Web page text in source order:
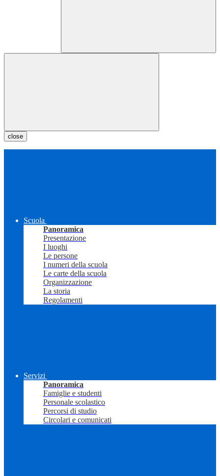
close
Scuola
Panoramica
Presentazione
I luoghi
Le persone
I numeri della scuola
Le carte della scuola
Organizzazione
La storia
Regolamenti
Servizi
Panoramica
Famiglie e studenti
Personale scolastico
Percorsi di studio
Circolari e comunicati